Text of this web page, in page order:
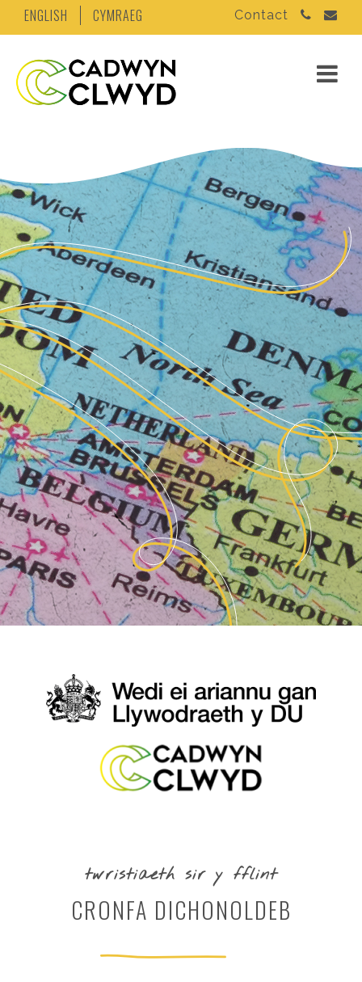
ENGLISH CYMRAEG Contact
twristiaeth sir y fflint
CRONFA DICHONOLDEB